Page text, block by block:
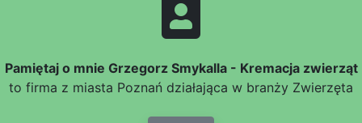
Pamiętaj o mnie Grzegorz Smykalla - Kremacja zwierząt
to firma z miasta Poznań działająca w branży Zwierzęta